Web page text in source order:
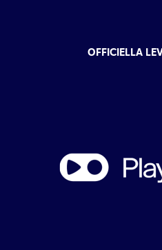
OFFICIELLA